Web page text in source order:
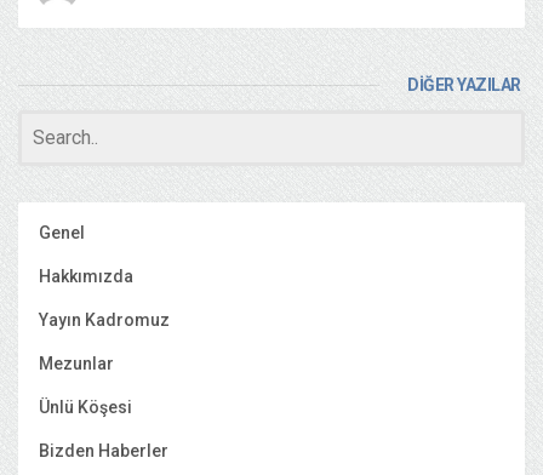
DİĞER YAZILAR
Genel
Hakkımızda
Yayın Kadromuz
Mezunlar
Ünlü Köşesi
Bizden Haberler